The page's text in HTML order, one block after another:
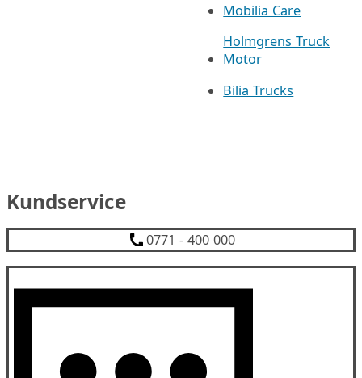
Mobilia Care
Holmgrens Truck
Motor
Bilia Trucks
Kundservice
0771 - 400 000